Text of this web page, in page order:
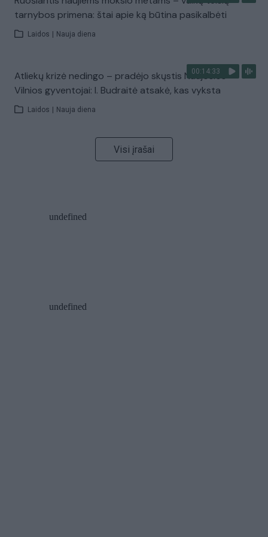
tarnybos primena: štai apie ką būtina pasikalbėti
Laidos Nauja diena
00:14:33
Atliekų krizė nedingo – pradėjo skųstis Naujosios
Vilnios gyventojai: I. Budraitė atsakė, kas vyksta
Laidos Nauja diena
Visi įrašai